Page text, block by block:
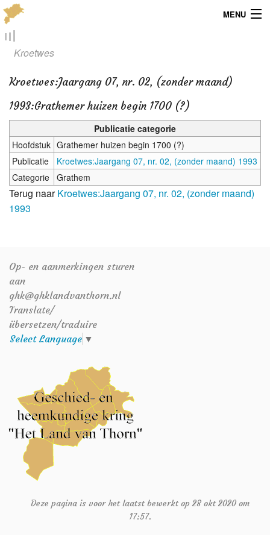
MENU
Menu
Kaarten
Overig
Verenigingsinfo
Kroetwes
Kroetwes:Jaargang 07, nr. 02, (zonder maand)
1993:Grathemer huizen begin 1700 (?)
Publicatie categorie
Hoofdstuk Grathemer huizen begin 1700 (?)
Publicatie
Kroetwes:Jaargang 07, nr. 02, (zonder maand) 1993
Categorie
Grathem
Terug naarKroetwes:Jaargang 07, nr. 02, (zonder maand)
1993
Op- en aanmerkingen sturen
aan
ghk@ghklandvanthorn.nl
Translate/
übersetzen/traduire
Select Language ▼
Deze pagina is voor het laatst bewerkt op 28 okt 2020 om
17:57.